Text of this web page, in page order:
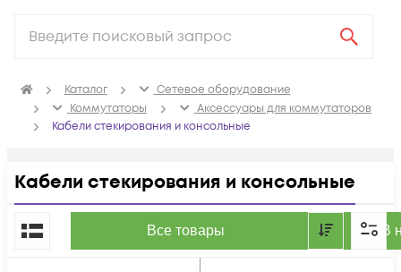
Каталог
Сетевое оборудование
Коммутаторы
Аксессуары для коммутаторов
Кабели стекирования и консольные
Кабели стекирования и консольные
Все товары В
По популярности